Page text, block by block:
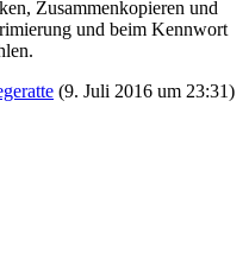
Zusammenkopieren und
und beim Kennwort
(9. Juli 2016 um 23:31)